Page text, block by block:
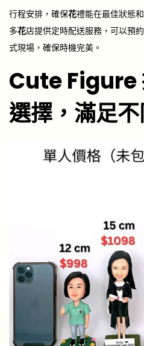
行程安排，確保花禮能在最佳狀態
多花店提供定時配送服務，可以預
式現場，確保時機完美。
Cute Figure
選擇，滿足不